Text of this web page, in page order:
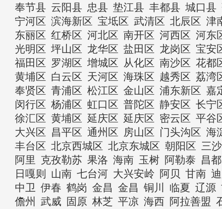
奉节县 云阳县 忠县 垫江县 丰都县 城口县
宁河区 滨海新区 宝坻区 武清区 北辰区 津
东丽区 红桥区 河北区 南开区 河西区 河东
光明区 坪山区 龙华区 盐田区 龙岗区 宝安
福田区 罗湖区 增城区 从化区 南沙区 花都
黄埔区 白云区 天河区 海珠区 越秀区 荔湾
奉贤区 青浦区 松江区 金山区 浦东新区 嘉
闵行区 杨浦区 虹口区 普陀区 静安区 长宁
徐汇区 黄埔区 延庆区 延庆区 密云区 平谷
大兴区 昌平区 通州区 房山区 门头沟区 海
丰台区 北京西城区 北京东城区 朝阳区 三沙
阿里 克孜勒苏 果洛 海南 玉树 阿勒泰 昌都
日嘎则
山南 七台河 大兴安岭 阿贝 甘南
中卫 伊春 鹤岗 金昌 金昌 铜川 临夏 辽源
儋州
武威 固原 林芝 平凉 海西 阿拉善盟